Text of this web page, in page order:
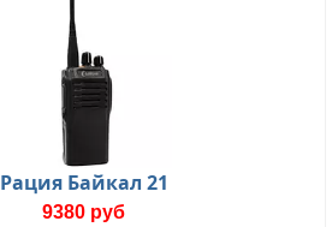
Рация Байкал 21
9380 руб